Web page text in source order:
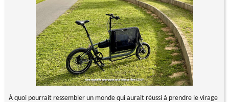
À quoi pourrait ressembler un monde qui aurait réussi à prendre le virage